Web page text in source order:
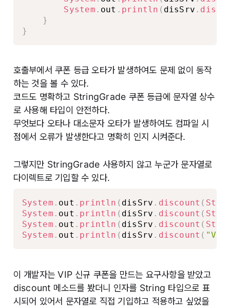
System . out . println ( disSrv .
}
}
호출부에서 쿠폰 등급 오타가 발생하여도 문제 없이 동작
하는 것을 볼 수 있다.
코드도 명확하고 StringGrade 쿠폰 등급에 문자열 상수
로 사용해 타입이 안전하다.
무엇보다 오타나 대소문자 오타가 발생하여도 컴파일 시
점에서 오류가 발생한다고 명확히 인지 시켜준다.
그렇지만 StringGrade 사용하지 않고 누군가 문자열로
다이렉트로 기입할 수 있다.
System . out . println ( disSrv . discount (
System . out . println ( disSrv . discount (
System . out . println ( disSrv . discount (
System . out . println ( disSrv . discount (
이 개발자는 VIP 신규 쿠폰을 만드는 요구사항을 받았고
discount 메소드를 봤더니 인자를 String 타입으로 표
시되어 있어서 문자열로 직접 기입하고 적용하고 싶었을